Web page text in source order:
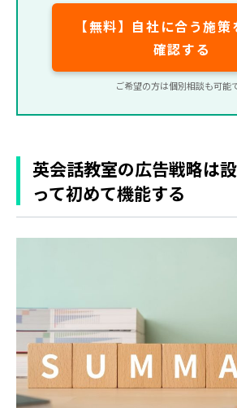
【無料】自社に合う施策
確認する
ご希望の方は個別相談も可能
英会話教室の広告戦略は
って初めて機能する